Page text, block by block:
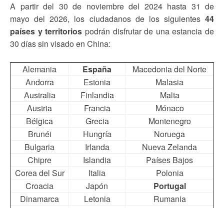
A partir del 30 de noviembre del 2024 hasta 31 de
mayo del 2026, los ciudadanos de los siguientes 44
países y territorios podrán disfrutar de una estancia de
30 días sin visado en China:​​​​​
Alemania España
Macedonia del Norte
Andorra
Estonia
Malasia
Australia
Finlandia
Malta
Austria
Francia
Mónaco
Bélgica
Grecia
Montenegro
Brunéi
Hungría
Noruega
Bulgaria
Irlanda
Nueva Zelanda
Chipre
Islandia
Países Bajos
Corea del Sur
Italia
Polonia
Croacia
Japón
Portugal
Dinamarca
Letonia
Rumania